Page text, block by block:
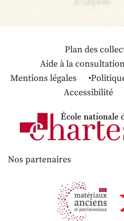
Plan des
Aide à la
Mentions légales
Accessibilité
Nos partenaires